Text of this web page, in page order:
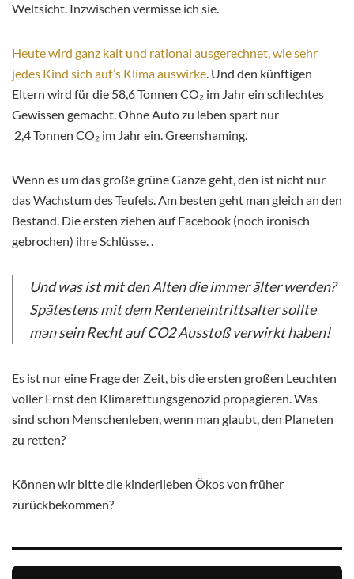
Weltsicht. Inzwischen vermisse ich sie.
Heute wird ganz kalt und rational ausgerechnet, wie sehr
jedes Kind sich auf’s Klima auswirke. Und den künftigen
Eltern wird für die 58,6 Tonnen CO₂ im Jahr ein schlechtes
Gewissen gemacht. Ohne Auto zu leben spart nur
2,4 Tonnen CO₂ im Jahr ein. Greenshaming.
Wenn es um das große grüne Ganze geht, den ist nicht nur
das Wachstum des Teufels. Am besten geht man gleich an den
Bestand. Die ersten ziehen auf Facebook (noch ironisch
gebrochen) ihre Schlüsse. .
Und was ist mit den Alten die immer älter werden?
Spätestens mit dem Renteneintrittsalter sollte
man sein Recht auf CO2 Ausstoß verwirkt haben!
Es ist nur eine Frage der Zeit, bis die ersten großen Leuchten
voller Ernst den Klimarettungsgenozid propagieren. Was
sind schon Menschenleben, wenn man glaubt, den Planeten
zu retten?
Können wir bitte die kinderlieben Ökos von früher
zurückbekommen?